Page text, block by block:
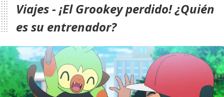
Tabla de Tipos
Naturalezas
Noticias
LOGIN
Viajes - ¡El Grookey perdido! ¿Quién
es su entrenador?